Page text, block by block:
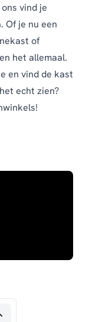
vind je
Of je nu een
of
het allemaal.
en vind de kast
echt zien?